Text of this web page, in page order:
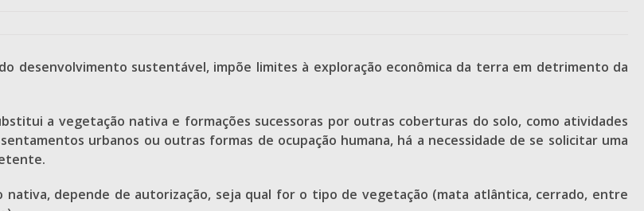
desenvolvimento sustentável, impõe limites à exploração econômica da terra em detrimento da
a vegetação nativa e formações sucessoras por outras coberturas do solo, como atividades
urbanos ou outras formas de ocupação humana, há a necessidade de se solicitar uma
nativa, depende de autorização, seja qual for o tipo de vegetação (mata atlântica, cerrado, entre